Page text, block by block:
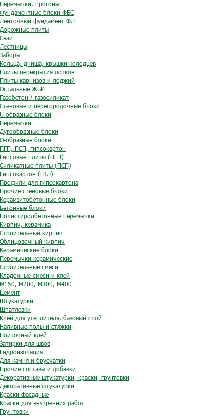
Перемычки, прогоны
Фундаментные блоки ФБС
Ленточный фундамент ФЛ
Дорожные плиты
Сваи
Лестницы
Заборы
Кольца, днища, крышки колодцев
Плиты перекрытия лотков
Плиты карнизов и лоджий
Остальные ЖБИ
Газобетон / газосиликат
Стеновые и перегородочные блоки
U-образные блоки
Перемычки
Дугообразные блоки
O-образные блоки
ПГП, ПСП, гипсокартон
Гипсовые плиты (ПГП)
Силикатные плиты (ПСП)
Гипсокартон (ГКЛ)
Профили для гипсокартона
Прочие стеновые блоки
Керамзитобетонные блоки
Бетонные блоки
Полистиролбетонные перемычки
Кирпич, керамика
Строительный кирпич
Облицовочный кирпич
Керамические блоки
Перемычки керамические
Строительные смеси
Кладочные смеси и клей
М150, М200, М300, М400
Цемент
Штукатурки
Шпатлевки
Клей для утеплителя, базовый слой
Наливные полы и стяжки
Плиточный клей
Затирки для швов
Гидроизоляция
Для камня и брусчатки
Прочие составы и добавки
Декоративные штукатурки, краски, грунтовки
Декоративные штукатурки
Краски фасадные
Краски для внутренних работ
Грунтовки